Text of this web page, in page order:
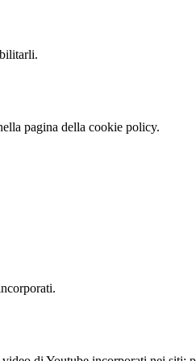
pagina della cookie policy.